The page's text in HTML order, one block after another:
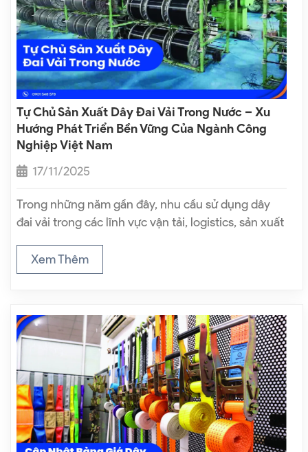
Tự Chủ Sản Xuất Dây Đai Vải Trong Nước – Xu
Hướng Phát Triển Bền Vững Của Ngành Công
Nghiệp Việt Nam
17/11/2025
Trong những năm gần đây, nhu cầu sử dụng dây
đai vải trong các lĩnh vực vận tải, logistics, sản xuất
ngày càng gia tăng. Điều này kéo theo sự phát…
Xem Thêm